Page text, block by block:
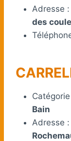
Adresse :
des
Bain
Adresse :